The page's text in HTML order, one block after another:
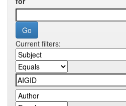
Current filters: